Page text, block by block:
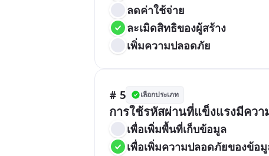
ลดค่าใช้จ่าย
ละเมิดสิทธิของผู้สร้าง
เพิ่มความปลอดภัย
# 5 เลือกประเภท
การใช้รหัสผ่านที่แข็งแรงมีควา
เพื่อเพิ่มพื้นที่เก็บข้อมูล
เพื่อเพิ่มความปลอดภัยของข้อ